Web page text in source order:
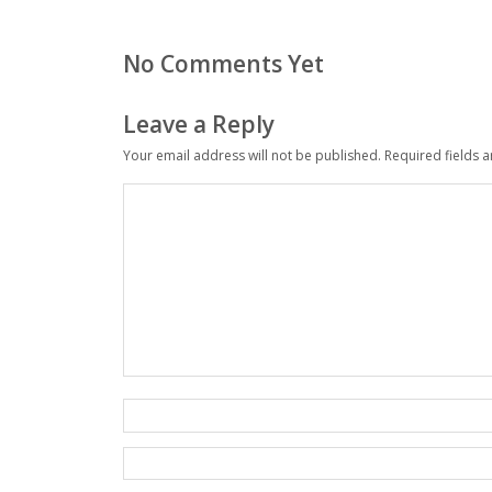
No Comments Yet
Leave a Reply
Your email address will not be published. Required fields